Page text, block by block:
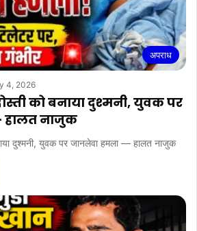
अपराध
4, 2026
को बनाया दुश्मनी, युवक पर
हालत नाजुक
दुश्मनी, युवक पर जानलेवा हमला — हालत नाजुक